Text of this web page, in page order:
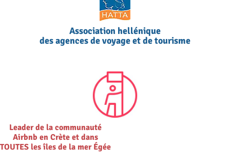
Association hellénique
des agences de voyage et de tourisme
Leader de la communauté
Airbnb en Crète et dans
TOUTES les îles de la mer Égée